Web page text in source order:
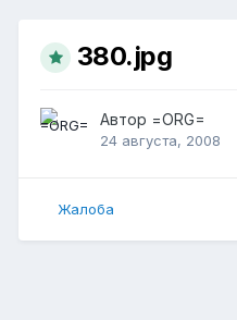
380.jpg
Автор =ORG=
24 августа, 2008
Жалоба